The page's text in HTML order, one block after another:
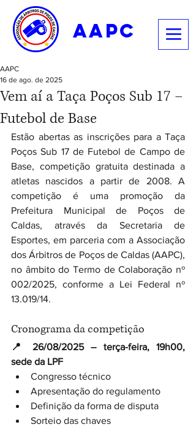
aapc
Vem aí a Taça Poços Sub 17 –
Futebol de Base
AAPC
16 de ago. de 2025
Estão abertas as inscrições para a Taça
Poços Sub 17 de Futebol de Campo de
Base, competição gratuita destinada a
atletas nascidos a partir de 2008. A
competição é uma promoção da
Prefeitura Municipal de Poços de
Caldas, através da Secretaria de
Esportes, em parceria com a Associação
dos Árbitros de Poços de Caldas (AAPC),
no âmbito do Termo de Colaboração nº
002/2025, conforme a Lei Federal nº
13.019/14.
Cronograma da competição
📍 26/08/2025 – terça-feira, 19h00,
sede da LPF
Congresso técnico
Apresentação do regulamento
Definição da forma de disputa
Sorteio das chaves